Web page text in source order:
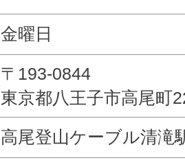
金曜日
〒193-0844
東京都八王子市高尾町
高尾登山ケーブル清滝